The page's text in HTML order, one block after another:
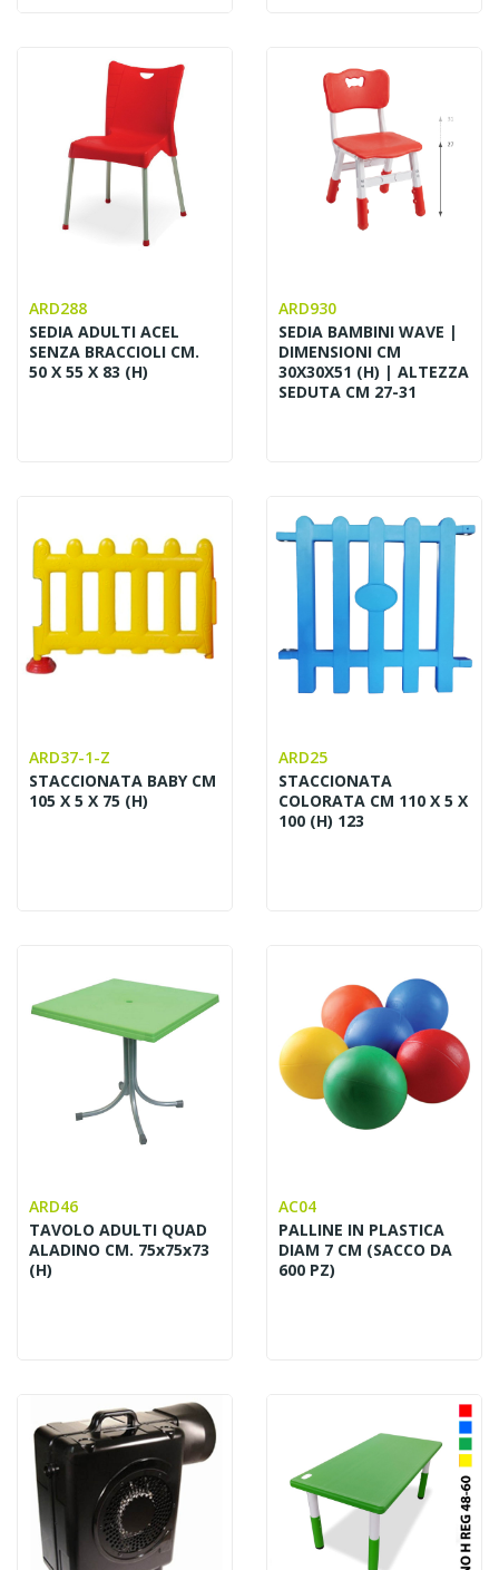
ARD288
SEDIA ADULTI ACEL
SENZA BRACCIOLI CM.
50 X 55 X 83 (H)
ARD930
SEDIA BAMBINI WAVE |
DIMENSIONI CM
30X30X51 (H) | ALTEZZA
SEDUTA CM 27-31
ARD37-1-Z
STACCIONATA BABY CM
105 X 5 X 75 (H)
ARD25
STACCIONATA
COLORATA CM 110 X 5 X
100 (H) 123
ARD46
TAVOLO ADULTI QUAD
ALADINO CM. 75x75x73
(H)
AC04
PALLINE IN PLASTICA
DIAM 7 CM (SACCO DA
600 PZ)